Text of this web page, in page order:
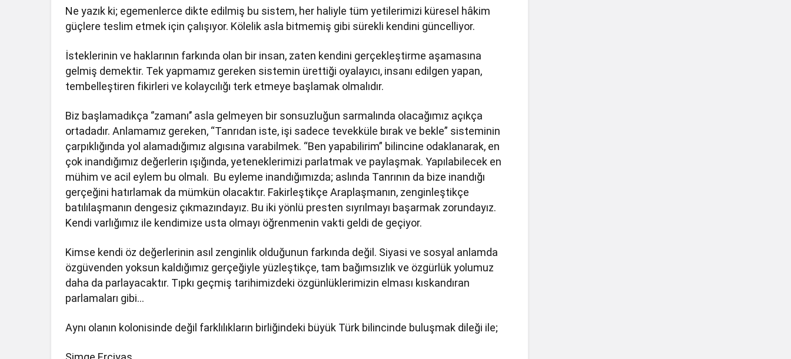
Ne yazık ki; egemenlerce dikte edilmiş bu sistem, her haliyle tüm yetilerimizi küresel hâkim
güçlere teslim etmek için çalışıyor. Kölelik asla bitmemiş gibi sürekli kendini güncelliyor.
İsteklerinin ve haklarının farkında olan bir insan, zaten kendini gerçekleştirme aşamasına
gelmiş demektir. Tek yapmamız gereken sistemin ürettiği oyalayıcı, insanı edilgen yapan,
tembelleştiren fikirleri ve kolaycılığı terk etmeye başlamak olmalıdır.
Biz başlamadıkça ‘’zamanı’’ asla gelmeyen bir sonsuzluğun sarmalında olacağımız açıkça
ortadadır. Anlamamız gereken, “Tanrıdan iste, işi sadece tevekküle bırak ve bekle” sisteminin
çarpıklığında yol alamadığımız algısına varabilmek. “Ben yapabilirim” bilincine odaklanarak, en
çok inandığımız değerlerin ışığında, yeteneklerimizi parlatmak ve paylaşmak. Yapılabilecek en
mühim ve acil eylem bu olmalı. Bu eyleme inandığımızda; aslında Tanrının da bize inandığı
gerçeğini hatırlamak da mümkün olacaktır. Fakirleştikçe Araplaşmanın, zenginleştikçe
batılılaşmanın dengesiz çıkmazındayız. Bu iki yönlü presten sıyrılmayı başarmak zorundayız.
Kendi varlığımız ile kendimize usta olmayı öğrenmenin vakti geldi de geçiyor.
Kimse kendi öz değerlerinin asıl zenginlik olduğunun farkında değil. Siyasi ve sosyal anlamda
özgüvenden yoksun kaldığımız gerçeğiyle yüzleştikçe, tam bağımsızlık ve özgürlük yolumuz
daha da parlayacaktır. Tıpkı geçmiş tarihimizdeki özgünlüklerimizin elması kıskandıran
parlamaları gibi…
Aynı olanın kolonisinde değil farklılıkların birliğindeki büyük Türk bilincinde buluşmak dileği ile;